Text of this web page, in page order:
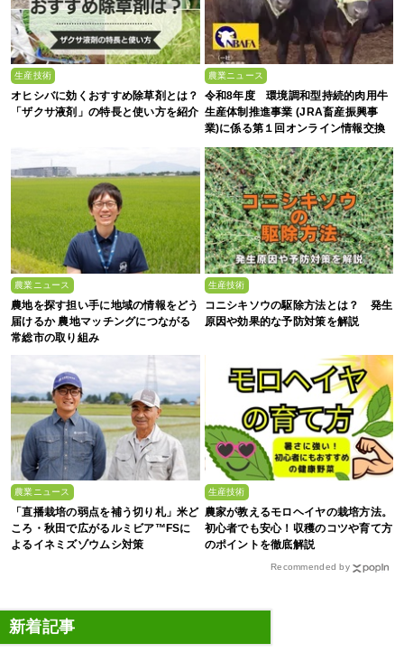
生産技術
オヒシバに効くおすすめ除草剤とは？
「ザクサ液剤」の特長と使い方を紹介
農業ニュース
令和8年度 環境調和型持続的肉用牛
生産体制推進事業 (JRA畜産振興事
業)に係る第１回オンライン情報交換
会
農業ニュース
農地を探す担い手に地域の情報をどう
届けるか 農地マッチングにつながる
常総市の取り組み
生産技術
コニシキソウの駆除方法とは？ 発生
原因や効果的な予防対策を解説
農業ニュース
「直播栽培の弱点を補う切り札」米ど
ころ・秋田で広がるルミビア™FSに
よるイネミズゾウムシ対策
生産技術
農家が教えるモロヘイヤの栽培方法。
初心者でも安心！収穫のコツや育て方
のポイントを徹底解説
Recommended by
新着記事